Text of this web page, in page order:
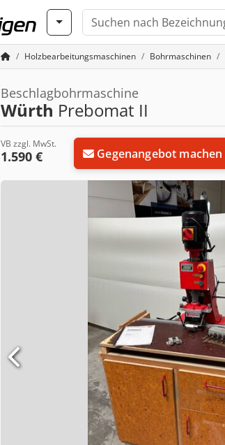
Holzbearbeitungsmaschinen Bohrmaschinen
Beschlagbohrmaschine
Würth Prebomat II
VB zzgl. MwSt.
1.590 € Gegenangebot machen